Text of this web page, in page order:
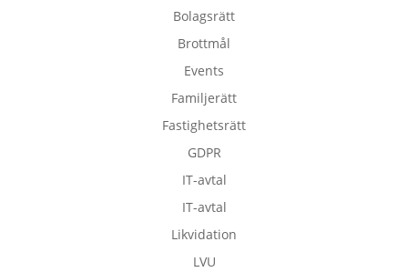
Bolagsrätt
Brottmål
Events
Familjerätt
Fastighetsrätt
GDPR
IT-avtal
IT-avtal
Likvidation
LVU